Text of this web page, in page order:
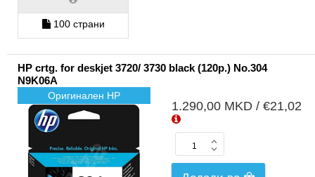
100 страни
HP crtg. for deskjet 3720/ 3730 black (120p.) No.304
N9K06A
Оригинален HP
1.290,00 MKD / €21,02